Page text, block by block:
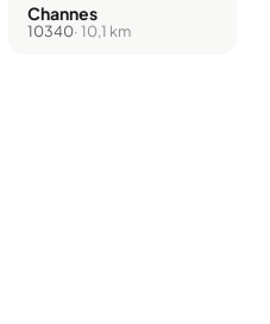
Channes
10340· 10,1 km